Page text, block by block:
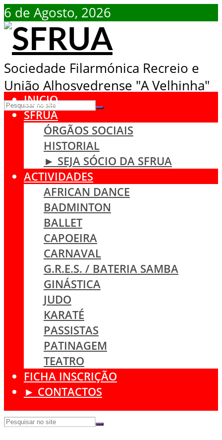
6 de Agosto, 2026
Sociedade Filarmónica Recreio e
União Alhosvedrense "A Velhinha"
INICIO
SFRUA
ÓRGÃOS SOCIAIS
HISTORIAL
► SEJA SÓCIO DA SFRUA
ACTIVIDADES
AFRICAN DANCE
BADMINTON
BALLET
CAPOEIRA
CARNAVAL
G.R.E.S. / BATERIA SAMBA
GINÁSTICA
JUDO
KARATÉ
PASSISTAS
PATINAGEM
TEATRO
FICHA INSCRIÇÃO
► CONTACTOS